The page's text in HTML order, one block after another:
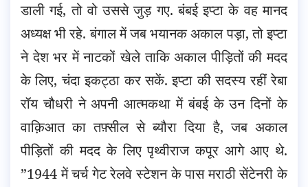
डाली गई, तो वो उससे जुड़ गए. बंबई इप्टा के वह मानद
अध्यक्ष भी रहे. बंगाल में जब भयानक अकाल पड़ा, तो इप्टा
ने देश भर में नाटकों खेले ताकि अकाल पीड़ितों की मदद
के लिए, चंदा इकट्ठा कर सकें. इप्टा की सदस्य रहीं रेबा
रॉय चौधरी ने अपनी आत्मकथा में बंबई के उन दिनों के
वाक़िआत का तफ़्सील से ब्यौरा दिया है, जब अकाल
पीड़ितों की मदद के लिए पृथ्वीराज कपूर आगे आए थे.
”1944 में चर्च गेट रेलवे स्टेशन के पास मराठी सेंटेनरी के